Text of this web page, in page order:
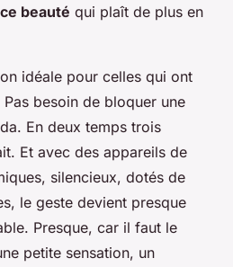
beauté qui plaît de plus en
idéale pour celles qui ont
besoin de bloquer une
En deux temps trois
Et avec des appareils de
silencieux, dotés de
le geste devient presque
Presque, car il faut le
petite sensation, un